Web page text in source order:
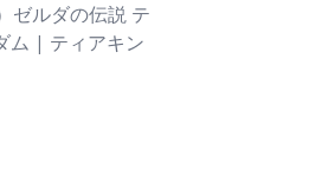
ゼルダの伝説 テ
ム | ティアキン